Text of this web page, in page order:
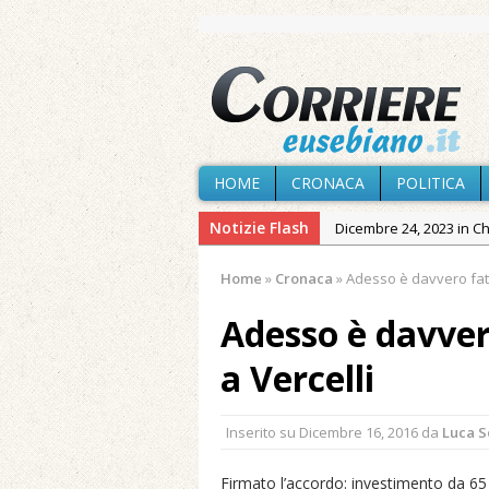
HOME CRONACA POLITICA
Notizie Flash Dicembre 24, 2023 in
Agosto 7, 2026 in
Agosto 7, 2026 in
Home » Cronaca »Adesso è davvero
Adesso è
a Vercelli
Inserito su Dicembre 16, 2016 da Luca
Firmato l’accordo: investimento da